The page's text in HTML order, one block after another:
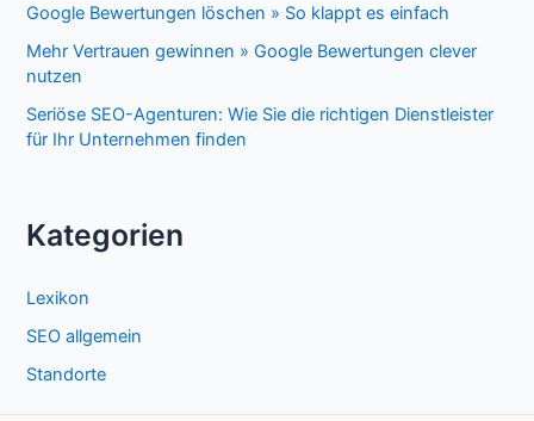
Google Bewertungen löschen » So klappt es einfach
Mehr Vertrauen gewinnen » Google Bewertungen clever
nutzen
Seriöse SEO-Agenturen: Wie Sie die richtigen Dienstleister
für Ihr Unternehmen finden
Kategorien
Lexikon
SEO allgemein
Standorte